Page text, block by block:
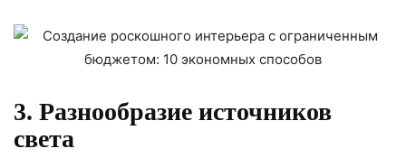
3. Разнообразие источников
света